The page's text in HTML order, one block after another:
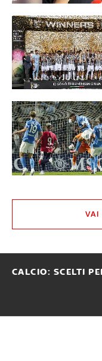
VAI
CALCIO: SCELTI